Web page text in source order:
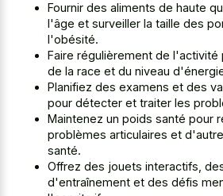
Fournir des aliments de haute
l'âge et surveiller la taille des
l'obésité.
Faire régulièrement de l'activité
de la race et du niveau
Planifiez des examens et des
pour détecter et traiter les
Maintenez un poids santé pour
problèmes articulaires et
santé.
Offrez des jouets interactifs,
d'entraînement et des défis